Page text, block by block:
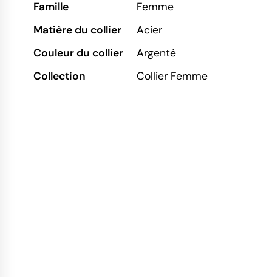
Famille
Femme
Matière du collier
Acier
Couleur du collier
Argenté
Collection
Collier Femme